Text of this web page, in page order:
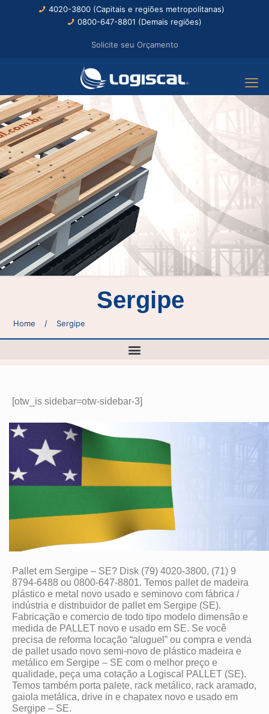
4020-3800 (Capitais e regiões metropolitanas)
0800-647-8801 (Demais regiões)
Solicite seu Orçamento
Sergipe
Home / Sergipe
[otw_is sidebar=otw-sidebar-3]
Pallet em Sergipe – SE? Disk (79) 4020-3800, (71) 9
8794-6488 ou 0800-647-8801. Temos pallet de madeira
plástico e metal novo usado e seminovo com fábrica /
indústria e distribuidor de pallet em Sergipe (SE).
Fabricação e comercio de todo tipo modelo dimensão e
medida de PALLET novo e usado em SE. Se você
precisa de reforma locação “aluguel” ou compra e venda
de pallet usado novo semi-novo de plástico madeira e
metálico em Sergipe – SE com o melhor preço e
qualidade, peça uma cotação a Logiscal PALLET (SE).
Temos também porta palete, rack metálico, rack aramado,
gaiola metálica, drive in e chapatex novo e usado em
Sergipe – SE.